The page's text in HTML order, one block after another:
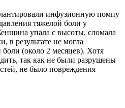
инфузионную помпу
тяжелой боли у
упала с высоты, сломала
в результате не могла
боли (около 2 месяцев). Хотя
так как не были разрушены
не было повреждения